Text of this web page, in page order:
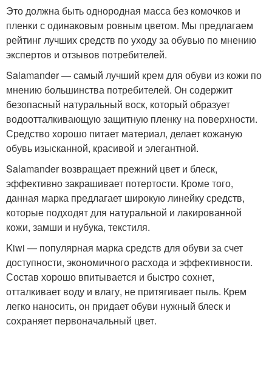
Это должна быть однородная масса без комочков и
пленки с одинаковым ровным цветом. Мы предлагаем
рейтинг лучших средств по уходу за обувью по мнению
экспертов и отзывов потребителей.
Salamander — самый лучший крем для обуви из кожи по
мнению большинства потребителей. Он содержит
безопасный натуральный воск, который образует
водоотталкивающую защитную пленку на поверхности.
Средство хорошо питает материал, делает кожаную
обувь изысканной, красивой и элегантной.
Salamander возвращает прежний цвет и блеск,
эффективно закрашивает потертости. Кроме того,
данная марка предлагает широкую линейку средств,
которые подходят для натуральной и лакированной
кожи, замши и нубука, текстиля.
Kiwi — популярная марка средств для обуви за счет
доступности, экономичного расхода и эффективности.
Состав хорошо впитывается и быстро сохнет,
отталкивает воду и влагу, не притягивает пыль. Крем
легко наносить, он придает обуви нужный блеск и
сохраняет первоначальный цвет.